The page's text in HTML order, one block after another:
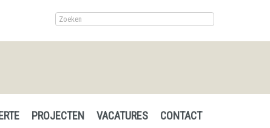
PROJECTEN VACATURES CONTACT